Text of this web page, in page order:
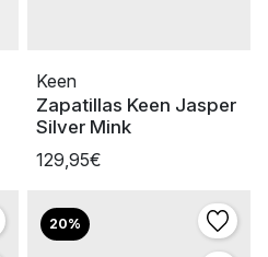
Keen
Zapatillas Keen Jasper
Silver Mink
129,95€
20%